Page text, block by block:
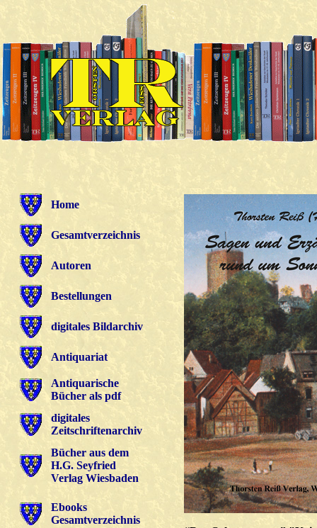
Home
Gesamtverzeichnis
Autoren
Bestellungen
digitales Bildarchiv
Antiquariat
Antiquarische
Bücher als pdf
digitales
Zeitschriftenarchiv
Bücher aus dem
H.G. Seyfried
Verlag Wiesbaden
Ebooks
Gesamtverzeichnis